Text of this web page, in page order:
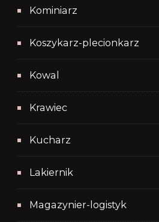
Kominiarz
Koszykarz-plecionkarz
Kowal
Krawiec
Kucharz
Lakiernik
Magazynier-logistyk